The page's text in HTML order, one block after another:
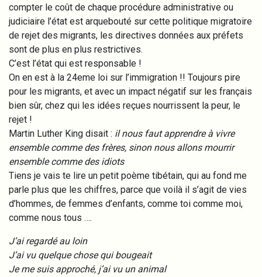
compter le coût de chaque procédure administrative ou
judiciaire l’état est arquebouté sur cette politique migratoire
de rejet des migrants, les directives données aux préfets
sont de plus en plus restrictives.
C’est l’état qui est responsable !
On en est à la 24eme loi sur l’immigration !! Toujours pire
pour les migrants, et avec un impact négatif sur les français
bien sûr, chez qui les idées reçues nourrissent la peur, le
rejet !
Martin Luther King disait : il nous faut apprendre à vivre
ensemble comme des frères, sinon nous allons mourrir
ensemble comme des idiots
Tiens je vais te lire un petit poème tibétain, qui au fond me
parle plus que les chiffres, parce que voilà il s’agit de vies
d’hommes, de femmes d’enfants, comme toi comme moi,
comme nous tous ….
J’ai regardé au loin
J’ai vu quelque chose qui bougeait
Je me suis approché, j’ai vu un animal